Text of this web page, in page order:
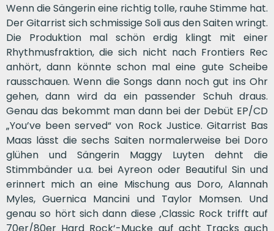
Wenn die Sängerin eine richtig tolle, rauhe Stimme hat.
Der Gitarrist sich schmissige Soli aus den Saiten wringt.
Die Produktion mal schön erdig klingt mit einer
Rhythmusfraktion, die sich nicht nach Frontiers Rec
anhört, dann könnte schon mal eine gute Scheibe
rausschauen. Wenn die Songs dann noch gut ins Ohr
gehen, dann wird da ein passender Schuh draus.
Genau das bekommt man dann bei der Debüt EP/CD
„You’ve been served“ von Rock Justice. Gitarrist Bas
Maas lässt die sechs Saiten normalerweise bei Doro
glühen und Sängerin Maggy Luyten dehnt die
Stimmbänder u.a. bei Ayreon oder Beautiful Sin und
erinnert mich an eine Mischung aus Doro, Alannah
Myles, Guernica Mancini und Taylor Momsen. Und
genau so hört sich dann diese ‚Classic Rock trifft auf
70er/80er Hard Rock‘-Mucke auf acht Tracks auch